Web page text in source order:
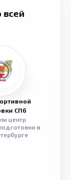
СПб
центр
в